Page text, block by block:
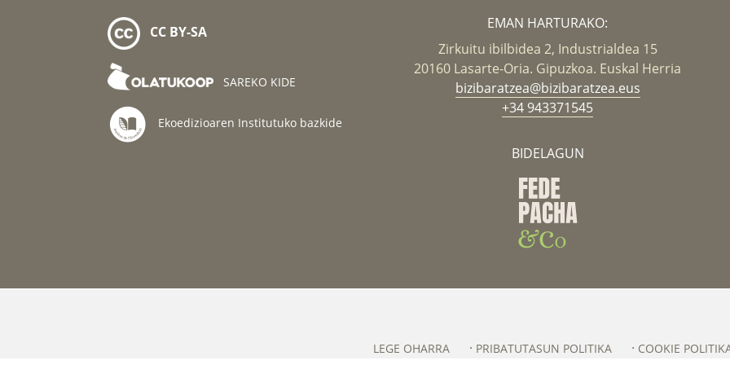
CC BY-SA
SAREKO KIDE
Ekoedizioaren Institutuko bazkide
EMAN HARTURAKO:
Zirkuitu ibilbidea 2, Industrialdea 15
20160 Lasarte-Oria. Gipuzkoa. Euskal Herria
bizibaratzea@bizibaratzea.eus
+34 943371545
BIDELAGUN
LEGE OHARRA PRIBATUTASUN POLITIKA COOKIE